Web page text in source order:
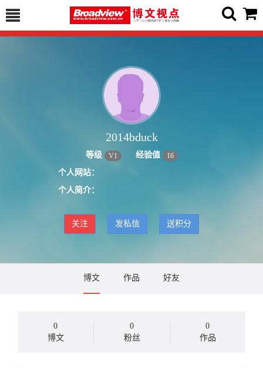
2014bduck
等级 V1 经验值 16
个人网站：
个人简介：
关注 发私信 送积分
博文 作品 好友
0
博文
0
粉丝
0
作品